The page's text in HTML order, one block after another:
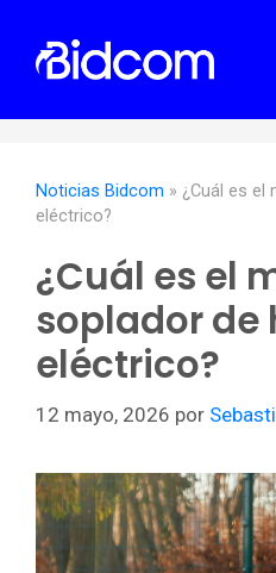
contenido
Noticias Bidcom » ¿Cuál es el
eléctrico?
¿Cuál es el
soplador de
eléctrico?
12 mayo, 2026 por